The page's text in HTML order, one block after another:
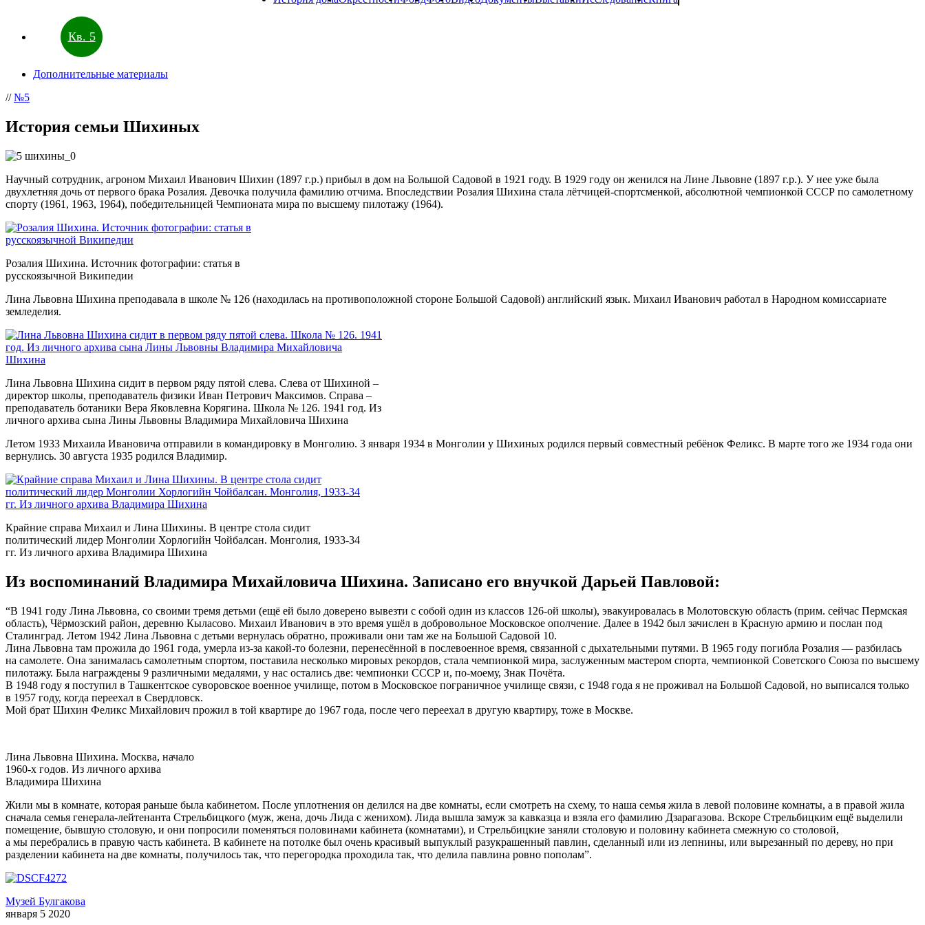
Кв. 5
Дополнительные материалы
//№5
История семьи Шихиных
Научный сотрудник, агроном Михаил Иванович Шихин (1897 г.р.) прибыл в дом на Большой Садовой в 1921 году. В 1929 году он женился на Лине Львовне (1897 г.р.). У нее уже была
двухлетняя дочь от первого брака Розалия. Девочка получила фамилию отчима. Впоследствии Розалия Шихина стала лётчицей-спортсменкой, абсолютной чемпионкой СССР по самолетному
спорту (1961, 1963, 1964), победительницей Чемпионата мира по высшему пилотажу (1964).
Розалия Шихина. Источник фотографии: статья в
русскоязычной Википедии
Лина Львовна Шихина преподавала в школе № 126 (находилась на противоположной стороне Большой Садовой) английский язык. Михаил Иванович работал в Народном комиссариате
земледелия.
Лина Львовна Шихина сидит в первом ряду пятой слева. Слева от Шихиной –
директор школы, преподаватель физики Иван Петрович Максимов. Справа –
преподаватель ботаники Вера Яковлевна Корягина. Школа № 126. 1941 год. Из
личного архива сына Лины Львовны Владимира Михайловича Шихина
Летом 1933 Михаила Ивановича отправили в командировку в Монголию. 3 января 1934 в Монголии у Шихиных родился первый совместный ребёнок Феликс. В марте того же 1934 года они
вернулись. 30 августа 1935 родился Владимир.
Крайние справа Михаил и Лина Шихины. В центре стола сидит
политический лидер Монголии Хорлогийн Чойбалсан. Монголия, 1933-34
гг. Из личного архива Владимира Шихина
Из воспоминаний Владимира Михайловича Шихина. Записано его внучкой Дарьей Павловой:
“В 1941 году Лина Львовна, со своими тремя детьми (ещё ей было доверено вывезти с собой один из классов 126-ой школы), эвакуировалась в Молотовскую область (прим. сейчас Пермская
область), Чёрмозский район, деревню Кыласово. Михаил Иванович в это время ушёл в добровольное Московское ополчение. Далее в 1942 был зачислен в Красную армию и послан под
Сталинград. Летом 1942 Лина Львовна с детьми вернулась обратно, проживали они там же на Большой Садовой 10.
Лина Львовна там прожила до 1961 года, умерла из-за какой-то болезни, перенесённой в послевоенное время, связанной с дыхательными путями. В 1965 году погибла Розалия — разбилась
на самолете. Она занималась самолетным спортом, поставила несколько мировых рекордов, стала чемпионкой мира, заслуженным мастером спорта, чемпионкой Советского Союза по высшему
пилотажу. Была награждены 9 различными медалями, у нас остались две: чемпионки СССР и, по-моему, Знак Почёта.
В 1948 году я поступил в Ташкентское суворовское военное училище, потом в Московское пограничное училище связи, с 1948 года я не проживал на Большой Садовой, но выписался только
в 1957 году, когда переехал в Свердловск.
Мой брат Шихин Феликс Михайлович прожил в той квартире до 1967 года, после чего переехал в другую квартиру, тоже в Москве.
Лина Львовна Шихина. Москва, начало
1960-х годов. Из личного архива
Владимира Шихина
Жили мы в комнате, которая раньше была кабинетом. После уплотнения он делился на две комнаты, если смотреть на схему, то наша семья жила в левой половине комнаты, а в правой жила
сначала семья генерала-лейтенанта Стрельбицкого (муж, жена, дочь Лида с женихом). Лида вышла замуж за кавказца и взяла его фамилию Дзарагазова. Вскоре Стрельбицким ещё выделили
помещение, бывшую столовую, и они попросили поменяться половинами кабинета (комнатами), и Стрельбицкие заняли столовую и половину кабинета смежную со столовой,
а мы перебрались в правую часть кабинета. В кабинете на потолке был очень красивый выпуклый разукрашенный павлин, сделанный или из лепнины, или вырезанный по дереву, но при
разделении кабинета на две комнаты, получилось так, что перегородка проходила так, что делила павлина ровно пополам”.
Музей Булгакова
января 5 2020